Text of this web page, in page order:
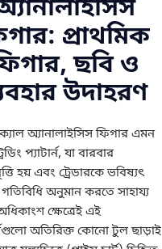
প্রাথমিক
ছবি ও
উদাহরণ
অ্যানালাইসিস ফিগার এমন
প্যাটার্ন, যা বারবার
হয় এবং ট্রেডারকে ভবিষ্যৎ
অনুমান করতে সাহায্য
ক্ষেত্রেই এই
অতিরিক্ত কোনো টুল ছাড়াই